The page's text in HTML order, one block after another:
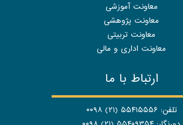
معاونت آموزشی
معاونت پژوهشی
معاونت تربیتی
معاونت اداری و مالی
ارتباط با ما
تلفن: ۵۵۴۱۵۵۵۶ (۲۱) ۰۰۹۸